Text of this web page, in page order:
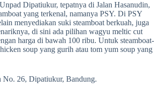
Dipatiukur, tepatnya di Jalan Hasanudin,
yang terkenal, namanya PSY. Di PSY
menyediakan suki steamboat berkuah, juga
di sini ada pilihan wagyu meltic cut
harga di bawah 100 ribu. Untuk steamboat-
soup yang gurih atau tom yum soup yang
No. 26, Dipatiukur, Bandung.